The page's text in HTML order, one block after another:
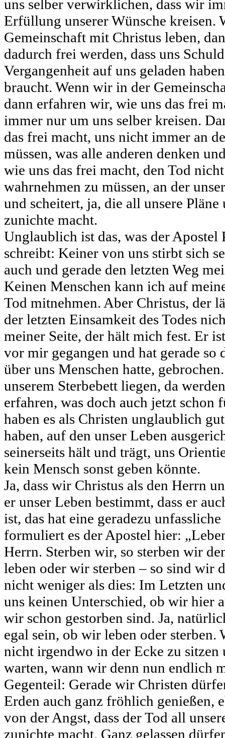
uns selber verwirklichen, dass wir
Erfüllung unserer Wünsche kreisen.
Gemeinschaft mit Christus leben,
dadurch frei werden, dass uns
Vergangenheit auf uns geladen
braucht. Wenn wir in der
dann erfahren wir, wie uns das frei
immer nur um uns selber kreisen.
das frei macht, uns nicht immer an
müssen, was alle anderen denken
wie uns das frei macht, den Tod
wahrnehmen zu müssen, an der
und scheitert, ja, die all unsere
zunichte macht.
Unglaublich ist das, was der Apostel
schreibt: Keiner von uns stirbt sich
auch und gerade den letzten Weg
Keinen Menschen kann ich auf
Tod mitnehmen. Aber Christus, der
der letzten Einsamkeit des Todes
meiner Seite, der hält mich fest. Er
vor mir gegangen und hat gerade so
über uns Menschen hatte,
unserem Sterbebett liegen, da
erfahren, was doch auch jetzt schon
haben es als Christen unglaublich
haben, auf den unser Leben
seinerseits hält und trägt, uns
kein Mensch sonst geben könnte.
Ja, dass wir Christus als den Herrn
er unser Leben bestimmt, dass er
ist, das hat eine geradezu
formuliert es der Apostel hier:
Herrn. Sterben wir, so sterben wir
leben oder wir sterben – so sind wir
nicht weniger als dies: Im Letzten
uns keinen Unterschied, ob wir hier
wir schon gestorben sind. Ja,
egal sein, ob wir leben oder sterben.
nicht irgendwo in der Ecke zu
warten, wann wir denn nun endlich
Gegenteil: Gerade wir Christen
Erden auch ganz fröhlich genießen,
von der Angst, dass der Tod all
zunichte macht. Ganz gelassen